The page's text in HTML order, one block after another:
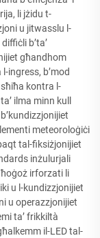
li jżidu t-
u jitwasslu l-
b’ta’
għandhom
ingress, b’mod
kontra l-
ilma minn kull
meteoroloġiċi
tal-fiksiżjonijiet
inżulurjali
ħoġoż irforzati li
u l-kundizzjonijiet
u operazzjonijiet
ta’ frikkiltà
il-LED tal-